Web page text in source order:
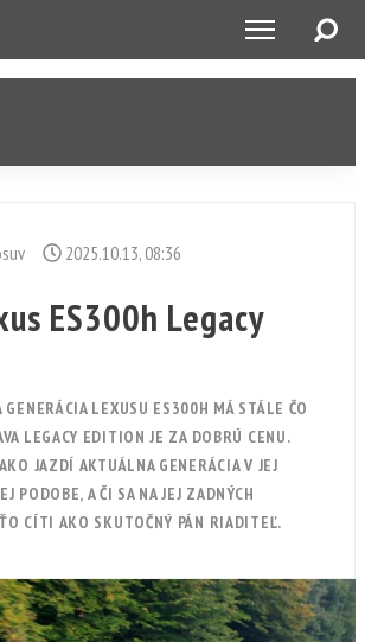
2025.10.13, 08:36
ES300h Legacy
GENERÁCIA LEXUSU ES300H MÁ STÁLE ČO
LEGACY EDITION JE ZA DOBRÚ CENU.
JAZDÍ AKTUÁLNA GENERÁCIA V JEJ
PODOBE, A ČI SA NA JEJ ZADNÝCH
CÍTI AKO SKUTOČNÝ PÁN RIADITEĽ.